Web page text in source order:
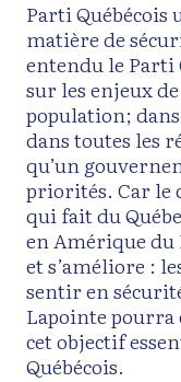
Parti Québécois
matière de
entendu le Parti
sur les enjeux
population;
dans toutes les
qu’un
priorités. Car le
qui fait du
en Amérique du
et s’améliore :
sentir en
Lapointe
cet objectif
Québécois.